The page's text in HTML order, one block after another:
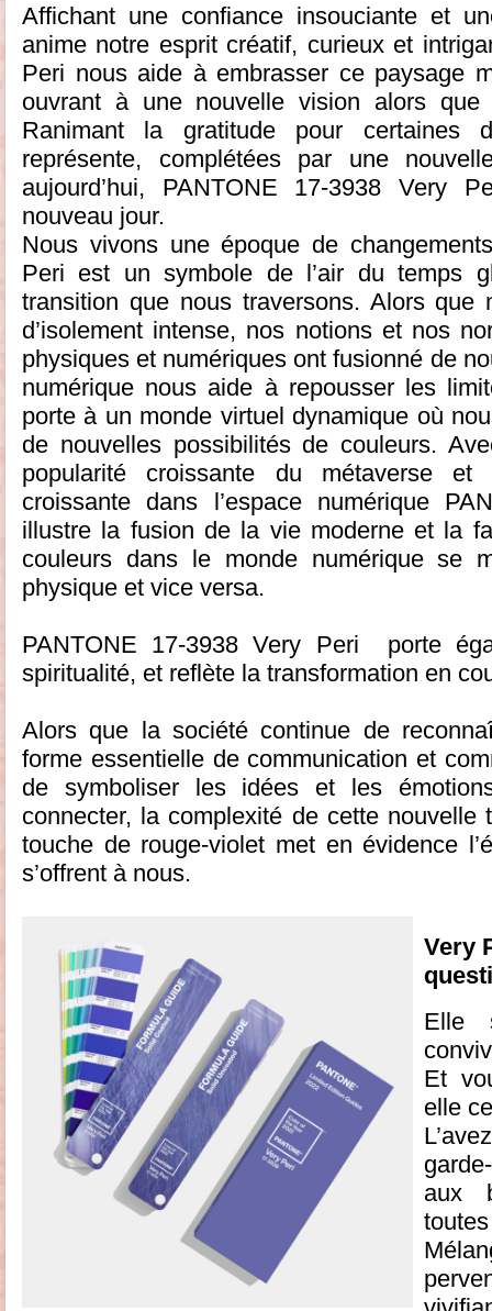
Affichant une confiance insouciante et
anime notre esprit créatif, curieux et
Peri nous aide à embrasser ce paysage
ouvrant à une nouvelle vision alors
Ranimant la gratitude pour certaines
représente, complétées par une
aujourd’hui, PANTONE 17-3938 Very
nouveau jour.
Nous vivons une époque de
Peri est un symbole de l’air du temps
transition que nous traversons. Alors que
d’isolement intense, nos notions et nos
physiques et numériques ont fusionné de
numérique nous aide à repousser les
porte à un monde virtuel dynamique où
de nouvelles possibilités de couleurs.
popularité croissante du métaverse et
croissante dans l’espace numérique
illustre la fusion de la vie moderne et la
couleurs dans le monde numérique se
physique et vice versa.
PANTONE 17-3938 Very Peri porte
spiritualité, et reflète la transformation en
Alors que la société continue de
forme essentielle de communication et
de symboliser les idées et les
connecter, la complexité de cette nouvelle
touche de rouge-violet met en évidence
s’offrent à nous.
Very
Elle
Et
elle
aux